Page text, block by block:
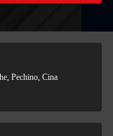
Pechino, Cina